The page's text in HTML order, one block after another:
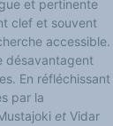
et pertinente
clef et souvent
accessible.
désavantagent
En réfléchissant
par la
et Vidar